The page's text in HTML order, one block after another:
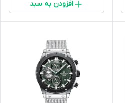
افزودن به سبد